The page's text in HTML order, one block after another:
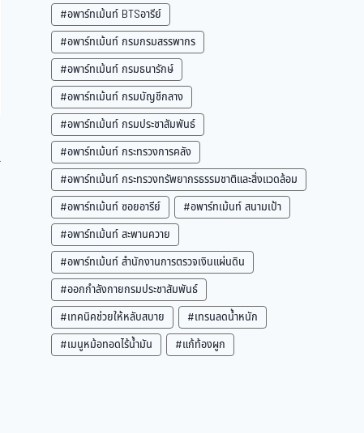
#อพาร์ทเม้นท์ BTSอารีย์
#อพาร์ทเม้นท์ กรมกรมสรรพากร
#อพาร์ทเม้นท์ กรมธนารักษ์
#อพาร์ทเม้นท์ กรมบัญชีกลาง
#อพาร์ทเม้นท์ กรมประชาสัมพันธ์
#อพาร์ทเม้นท์ กระทรวงการคลัง
#อพาร์ทเม้นท์ กระทรวงทรัพยากรธรรมชาติและสิ่งแวดล้อม
#อพาร์ทเม้นท์ ซอยอารีย์
#อพาร์ทเม้นท์ สนามเป้า
#อพาร์ทเม้นท์ สะพานควาย
#อพาร์ทเม้นท์ สำนักงานการตรวจเงินแผ่นดิน
#ออกกำลังกายกรมประชาสัมพันธ์
#เทคนิคช่วยให้หลับสบาย
#เทรนลดน้ำหนัก
#เมนูหม้อทอดไร้น้ำมัน
#แก้ท้องผูก